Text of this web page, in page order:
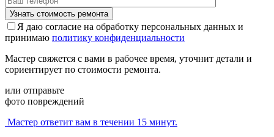
Я даю согласие на обработку персональных данных и
принимаю политику конфиденциальности
Мастер свяжется с вами в рабочее время, уточнит детали и
сориентирует по стоимости ремонта.
или отправьте
фото повреждений
Мастер ответит вам в течении 15 минут.